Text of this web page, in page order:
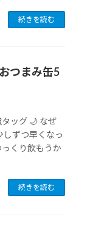
続きを読む
つまみ缶5
ッグ 🌙 なぜ
しずつ早くなっ
くり飲もうか
続きを読む